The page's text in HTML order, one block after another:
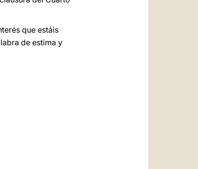
que estáis
de estima y